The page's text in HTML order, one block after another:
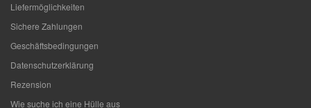
Liefermöglichkeiten
Sichere Zahlungen
Geschäftsbedingungen
Datenschutzerklärung
Rezension
Wie suche ich eine Hülle aus